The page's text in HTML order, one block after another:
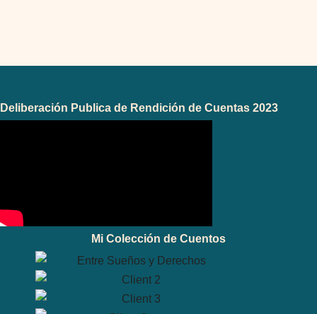
Deliberación Publica de Rendición de Cuentas 2023
Mi Colección de Cuentos